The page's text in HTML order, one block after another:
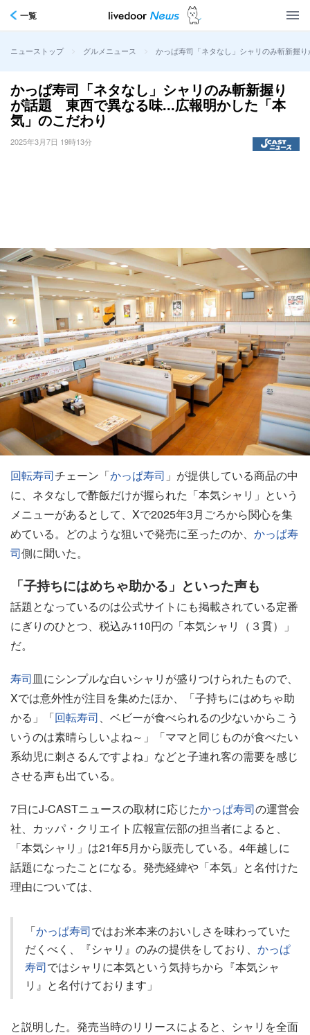
一覧
ニューストップ > グルメニュース > かっぱ寿司「ネタなし」シャリのみ斬新握
かっぱ寿司「ネタなし」シャリのみ斬新握り
が話題 東西で異なる味...広報明かした「本
気」のこだわり
2025年3月7日 19時13分
回転寿司チェーン「かっぱ寿司 」が提供している商品の中
に、ネタなしで酢飯だけが握られた「本気シャリ」という
メニューがあるとして、Xで2025年3月ごろから関心を集
めている。どのような狙いで発売に至ったのか、 かっぱ寿
司側に聞いた。
「子持ちにはめちゃ助かる」といった声も
話題となっているのは公式サイトにも掲載されている定番
にぎりのひとつ、税込み110円の「本気シャリ（３貫）」
だ。
寿司皿にシンプルな白いシャリが盛りつけられたもので、
Xでは意外性が注目を集めたほか、「子持ちにはめちゃ助
かる」「回転寿司、ベビーが食べられるの少ないからこう
いうのは素晴らしいよね～」「ママと同じものが食べたい
系幼児に刺さるんですよね」などと子連れ客の需要を感じ
させる声も出ている。
7日にJ-CASTニュースの取材に応じたかっぱ寿司の運営会
社、カッパ・クリエイト広報宣伝部の担当者によると、
「本気シャリ」は21年5月から販売している。4年越しに
話題になったことになる。発売経緯や「本気」と名付けた
理由については、
「かっぱ寿司ではお米本来のおいしさを味わっていた
だくべく、『シャリ』のみの提供をしており、 かっぱ
寿司ではシャリに本気という気持ちから『本気シャ
リ』と名付けております」
と説明した。発売当時のリリースによると、シャリを全面